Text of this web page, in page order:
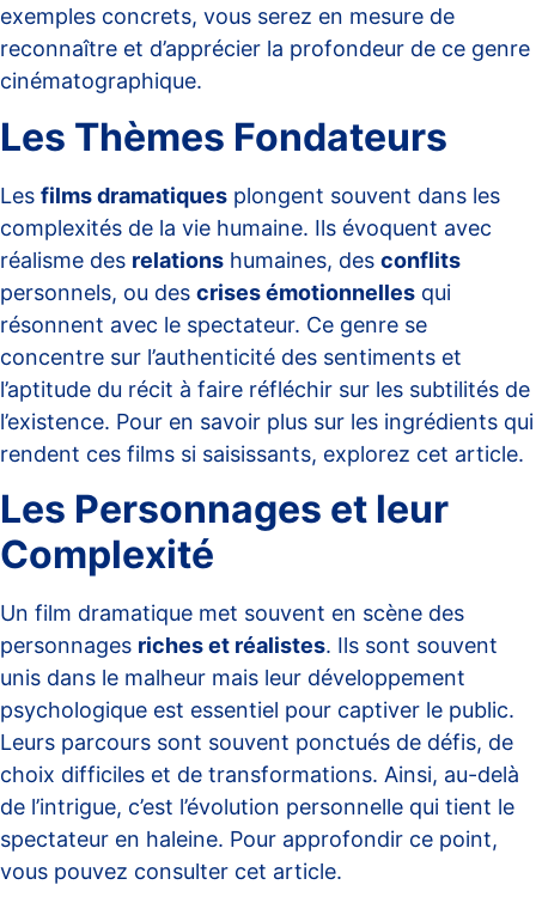
exemples concrets, vous serez en mesure de
reconnaître et d’apprécier la profondeur de ce genre
cinématographique.
Les Thèmes Fondateurs
Les films dramatiques plongent souvent dans les
complexités de la vie humaine. Ils évoquent avec
réalisme des relations humaines, des conflits
personnels, ou des crises émotionnelles qui
résonnent avec le spectateur. Ce genre se
concentre sur l’authenticité des sentiments et
l’aptitude du récit à faire réfléchir sur les subtilités de
l’existence. Pour en savoir plus sur les ingrédients qui
rendent ces films si saisissants, explorez cet article.
Les Personnages et leur
Complexité
Un film dramatique met souvent en scène des
personnages riches et réalistes. Ils sont souvent
unis dans le malheur mais leur développement
psychologique est essentiel pour captiver le public.
Leurs parcours sont souvent ponctués de défis, de
choix difficiles et de transformations. Ainsi, au-delà
de l’intrigue, c’est l’évolution personnelle qui tient le
spectateur en haleine. Pour approfondir ce point,
vous pouvez consulter cet article.